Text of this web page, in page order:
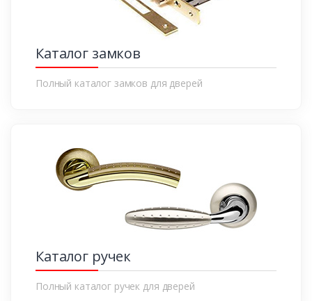
Каталог замков
Полный каталог замков для дверей
Каталог ручек
Полный каталог ручек для дверей